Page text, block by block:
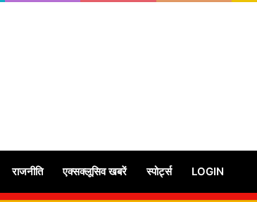
राजनीति एक्सक्लूसिव खबरें स्पोर्ट्स LOGIN